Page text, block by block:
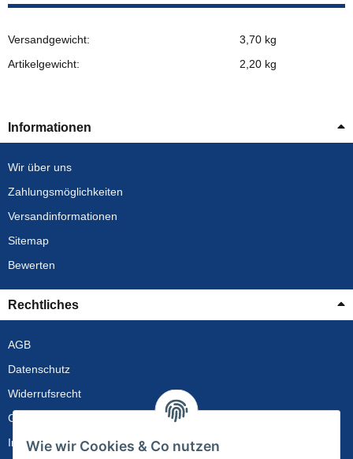
Versandgewicht:
3,70 kg
Artikelgewicht:
2,20 kg
Informationen
Wir über uns
Zahlungsmöglichkeiten
Versandinformationen
Sitemap
Bewerten
Rechtliches
AGB
Datenschutz
Widerrufsrecht
Gewährleistung
Impressum
Wie wir Cookies & Co nutzen